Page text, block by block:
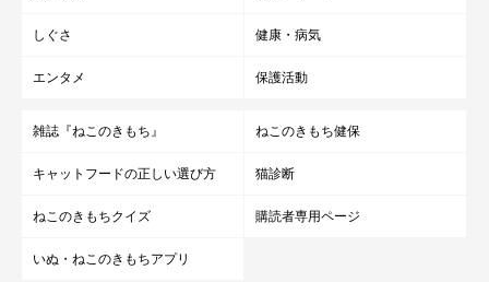
しぐさ 健康・病気
エンタメ 保護活動
雑誌『ねこのきもち』 ねこのきもち健保
キャットフードの正しい選び方 猫診断
ねこのきもちクイズ 購読者専用ページ
いぬ・ねこのきもちアプリ